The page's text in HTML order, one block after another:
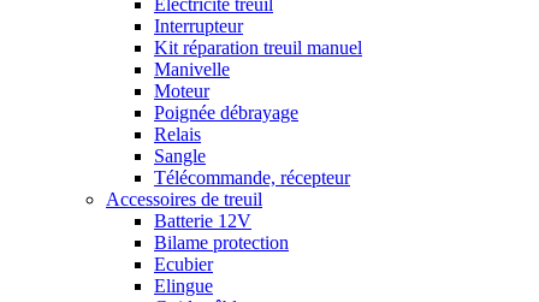
Electricité treuil
Interrupteur
Kit réparation treuil manuel
Manivelle
Moteur
Poignée débrayage
Relais
Sangle
Télécommande, récepteur
Accessoires de treuil
Batterie 12V
Bilame protection
Ecubier
Elingue